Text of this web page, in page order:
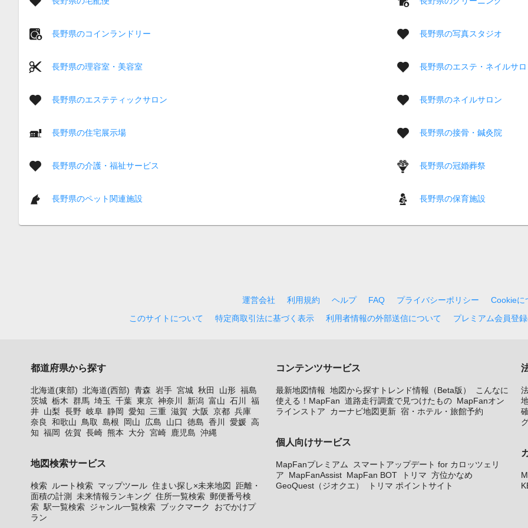
長野県のコインランドリー 長野県の写真スタジオ
長野県の理容室・美容室 長野県のエステ・ネイルサ
長野県のエステティックサロン 長野県のネイルサロン
長野県の住宅展示場 長野県の接骨・鍼灸院
長野県の介護・福祉サービス 長野県の冠婚葬祭
長野県のペット関連施設 長野県の保育施設
運営会社 利用規約 ヘルプ FAQ プライバシーポリシー
Cookieに
このサイトについて
特定商取引法に基づく表示 利用者情報の外部送信について プレミアム会員登
都道府県から探す
北海道(東部) 北海道(西部) 青森 岩手 宮城 秋田 山形 福島
茨城 栃木 群馬 埼玉 千葉 東京 神奈川 新潟 富山 石川
福
井 山梨 長野 岐阜 静岡 愛知 三重 滋賀 大阪 京都 兵庫
奈良
和歌山 鳥取 島根 岡山 広島 山口 徳島 香川 愛媛 高
知 福岡 佐賀 長崎 熊本 大分 宮崎 鹿児島 沖縄
地図検索サービス
検索 ルート検索 マップツール 住まい探し×未来地図
距離・
面積の計測 未来情報ランキング 住所一覧検索 郵便番号検
索 駅一覧検索 ジャンル一覧検索 ブックマーク
おでかけプ
ラン
コンテンツサービス
最新地図情報 地図から探すトレンド情報（Beta版）
こんなに
使える！MapFan 道路走行調査で見つけたもの MapFanオン
ラインストア
カーナビ地図更新 宿・ホテル・旅館予約
個人向けサービス
MapFanプレミアム
スマートアップデート for カロッツェリ
ア
MapFanAssist MapFan BOT トリマ 方位かなめ
GeoQuest（ジオクエ）
トリマ ポイントサイト